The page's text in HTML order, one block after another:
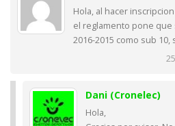
Hola, al hacer
el reglamento pone que
2016-2015 como sub
Dani (Cronelec)
Hola,